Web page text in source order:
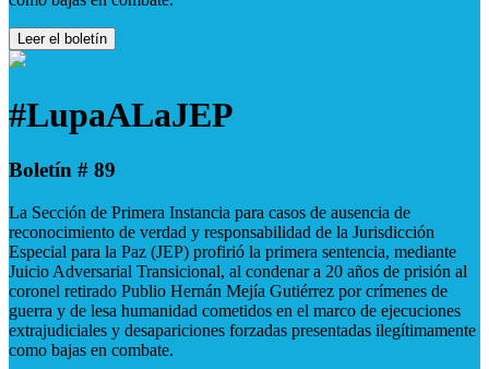
Leer el boletín
#LupaALaJEP
Boletín # 89
La Sección de Primera Instancia para casos de ausencia de
reconocimiento de verdad y responsabilidad de la Jurisdicción
Especial para la Paz (JEP) profirió la primera sentencia, mediante
Juicio Adversarial Transicional, al condenar a 20 años de prisión al
coronel retirado Publio Hernán Mejía Gutiérrez por crímenes de
guerra y de lesa humanidad cometidos en el marco de ejecuciones
extrajudiciales y desapariciones forzadas presentadas ilegítimamente
como bajas en combate.